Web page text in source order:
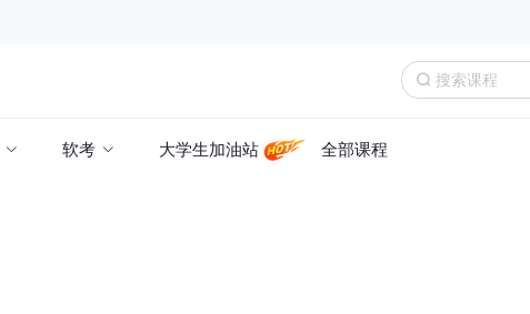
软考 大学生加油站 全部课程